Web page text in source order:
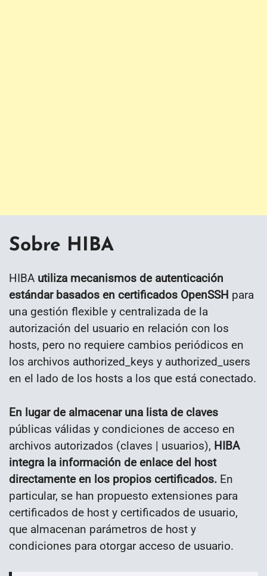
Sobre HIBA
HIBA utiliza mecanismos de autenticación
estándar basados ​​en certificados OpenSSH para
una gestión flexible y centralizada de la
autorización del usuario en relación con los
hosts, pero no requiere cambios periódicos en
los archivos authorized_keys y authorized_users
en el lado de los hosts a los que está conectado.
En lugar de almacenar una lista de claves
públicas válidas y condiciones de acceso en
archivos autorizados (claves | usuarios), HIBA
integra la información de enlace del host
directamente en los propios certificados. En
particular, se han propuesto extensiones para
certificados de host y certificados de usuario,
que almacenan parámetros de host y
condiciones para otorgar acceso de usuario.